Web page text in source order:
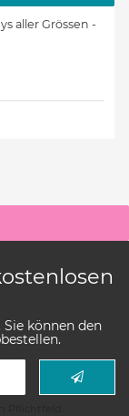
aller Grössen -
können den